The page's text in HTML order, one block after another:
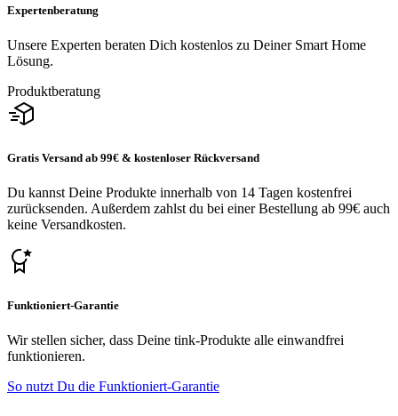
Expertenberatung
Unsere Experten beraten Dich kostenlos zu Deiner Smart Home
Lösung.
Produktberatung
Gratis Versand ab 99€ & kostenloser Rückversand
Du kannst Deine Produkte innerhalb von 14 Tagen kostenfrei
zurücksenden. Außerdem zahlst du bei einer Bestellung ab 99€ auch
keine Versandkosten.
Funktioniert-Garantie
Wir stellen sicher, dass Deine tink-Produkte alle einwandfrei
funktionieren.
So nutzt Du die Funktioniert-Garantie